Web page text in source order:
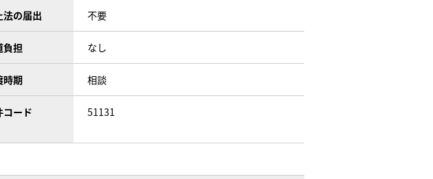
法の届出 不要
負担 なし
時期 相談
コード 51131